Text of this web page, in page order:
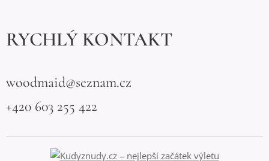
RYCHLÝ KONTAKT
woodmaid@seznam.cz
+420 603 255 422